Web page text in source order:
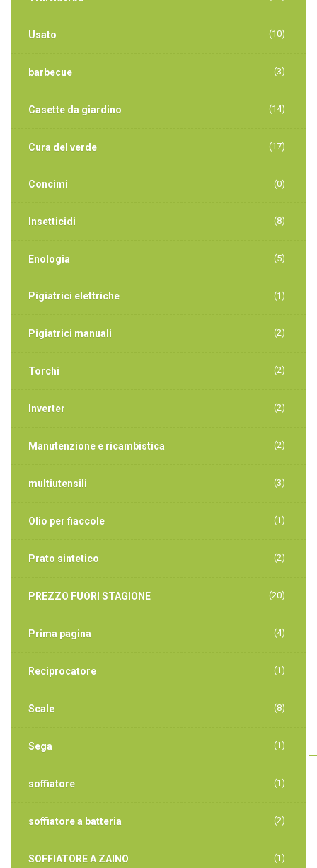
Usato (10)
barbecue (3)
Casette da giardino (14)
Cura del verde (17)
Concimi (0)
Insetticidi (8)
Enologia (5)
Pigiatrici elettriche (1)
Pigiatrici manuali (2)
Torchi (2)
Inverter (2)
Manutenzione e ricambistica (2)
multiutensili (3)
Olio per fiaccole (1)
Prato sintetico (2)
PREZZO FUORI STAGIONE (20)
Prima pagina (4)
Reciprocatore (1)
Scale (8)
Sega (1)
soffiatore (1)
soffiatore a batteria (2)
SOFFIATORE A ZAINO (1)